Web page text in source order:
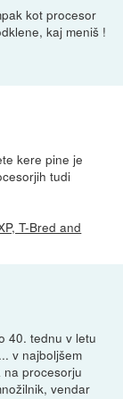
kot procesor
kaj meniš !
kere pine je
tudi
T-Bred and
40. tednu v letu
v najboljšem
procesorju
vendar